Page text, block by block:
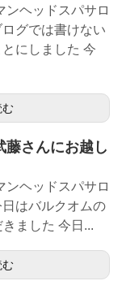
ンヘッドスパサロ
グでは書けない
にしました 今
む
藤さんにお越し
ンヘッドスパサロ
はバルクオムの
ました 今日...
む